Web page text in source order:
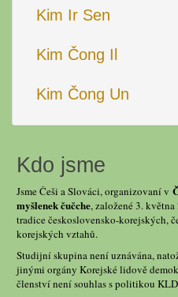
Kim Ir Sen
Kim Čong Il
Kim Čong Un
Kdo jsme
Jsme Češi a Slováci, organizovaní v
myšlenek čučche, založené 3.
tradice československo-korejských,
korejských vztahů.
Studijní skupina není uznávána,
jinými orgány Korejské lidově
členství není souhlas s politikou